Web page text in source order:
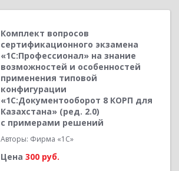
Комплект вопросов
сертификационного экзамена
«1С:Профессионал» на знание
возможностей и особенностей
применения типовой
конфигурации
«1С:Документооборот 8 КОРП для
Казахстана» (ред. 2.0)
с примерами решений
Авторы: Фирма «1С»
Цена 300 руб.